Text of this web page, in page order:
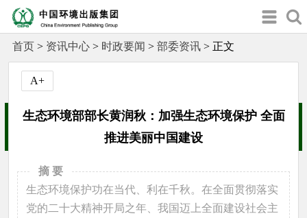
首页> 资讯中心> 时政要闻 > 部委资讯> 正文
A+
生态环境部部长黄润秋：加强生态环境保护 全面
推进美丽中国建设
摘 要
生态环境保护功在当代、利在千秋。在全面贯彻落实
党的二十大精神开局之年、我国迈上全面建设社会主